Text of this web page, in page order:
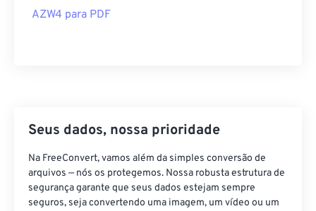
AZW4 para PDF
Seus dados, nossa prioridade
Na FreeConvert, vamos além da simples conversão de
arquivos — nós os protegemos. Nossa robusta estrutura de
segurança garante que seus dados estejam sempre
seguros, seja convertendo uma imagem, um vídeo ou um